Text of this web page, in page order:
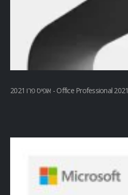
Office Professional 2021 - אופיס פרו 2021